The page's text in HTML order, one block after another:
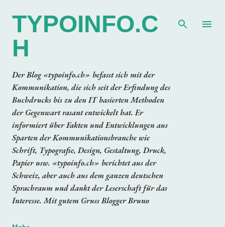
TYPOINFO.C
H
Der Blog «typoinfo.ch» befasst sich mit der
Kommunikation, die sich seit der Erfindung des
Buchdrucks bis zu den IT basierten Methoden
der Gegenwart rasant entwickelt hat. Er
informiert über Fakten und Entwicklungen aus
Sparten der Kommunikationsbranche wie
Schrift, Typografie, Design, Gestaltung, Druck,
Papier usw. «typoinfo.ch» berichtet aus der
Schweiz, aber auch aus dem ganzen deutschen
Sprachraum und dankt der Leserschaft für das
Interesse. Mit gutem Gruss Blogger Bruno